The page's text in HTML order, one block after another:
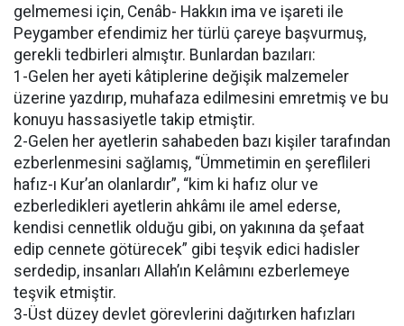
gelmemesi için, Cenâb- Hakkın ima ve işareti ile
Peygamber efendimiz her türlü çareye başvurmuş,
gerekli tedbirleri almıştır. Bunlardan bazıları:
1-Gelen her ayeti kâtiplerine değişik malzemeler
üzerine yazdırıp, muhafaza edilmesini emretmiş ve bu
konuyu hassasiyetle takip etmiştir.
2-Gelen her ayetlerin sahabeden bazı kişiler tarafından
ezberlenmesini sağlamış, “Ümmetimin en şereflileri
hafız-ı Kur’an olanlardır”, “kim ki hafız olur ve
ezberledikleri ayetlerin ahkâmı ile amel ederse,
kendisi cennetlik olduğu gibi, on yakınına da şefaat
edip cennete götürecek” gibi teşvik edici hadisler
serdedip, insanları Allah’ın Kelâmını ezberlemeye
teşvik etmiştir.
3-Üst düzey devlet görevlerini dağıtırken hafızları